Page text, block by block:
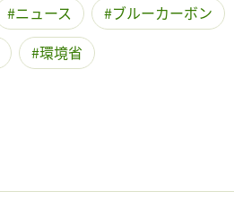
ニュース
ブルーカーボン
環境省